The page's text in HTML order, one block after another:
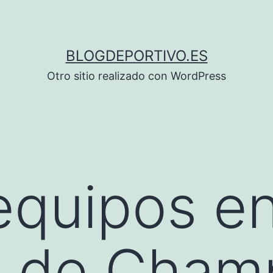
BLOGDEPORTIVO.ES
Otro sitio realizado con WordPress